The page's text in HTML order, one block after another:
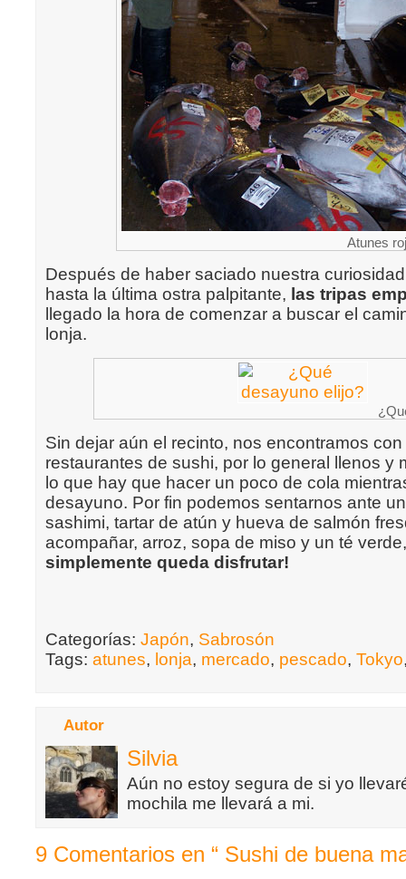
Atunes
Después de haber saciado nuestra
hasta la última ostra palpitante, las tripas
llegado la hora de comenzar a buscar el
lonja.
Sin dejar aún el recinto, nos encontramos
restaurantes de sushi, por lo general llenos y
lo que hay que hacer un poco de cola
desayuno. Por fin podemos sentarnos ante
sashimi, tartar de atún y hueva de salmón
acompañar, arroz, sopa de miso y un té
simplemente queda disfrutar!
Categorías: Japón, Sabrosón
Tags: atunes, lonja, mercado, pescado, Tokyo
Autor
Silvia
Aún no estoy segura de si yo
mochila me llevará a mi.
9 Comentarios en “ Sushi de buena